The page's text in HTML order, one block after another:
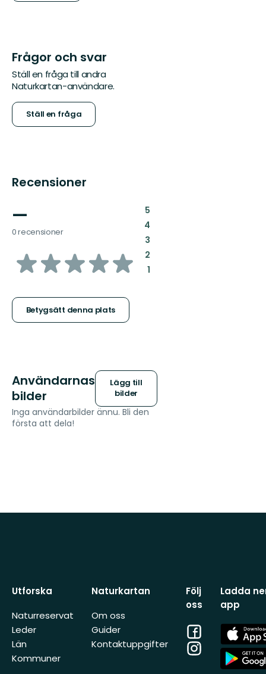
Frågor och svar
Ställ en fråga till andra
Naturkartan-användare.
Ställ en fråga
Recensioner
—
0 recensioner
av
stjärnor
Betygsätt denna plats
5:
4:
3:
2:
1:
Användarnas
bilder
Lägg till
bilder
Inga användarbilder ännu. Bli den
första att dela!
Utforska
Naturreservat
Leder
Län
Kommuner
Naturkartan
Om oss
Guider
Kontaktuppgifter
Följ
oss
Facebook
Instagram
Ladda
app
App
Store
App
Store